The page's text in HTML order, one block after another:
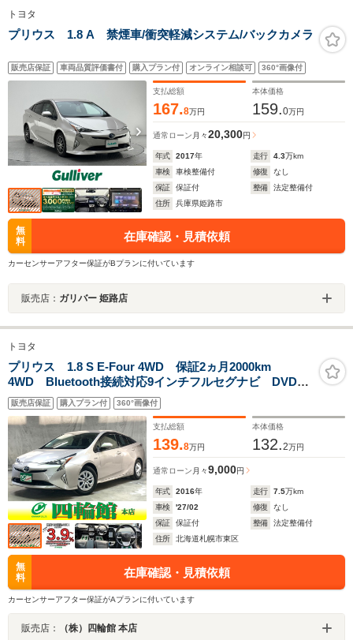
トヨタ
プリウス 1.8 A 禁煙車/衝突軽減システム/バックカメラ
販売店保証 車両品質評価書付 購入プラン付 オンライン相談可 360°画像付
支払総額
167.8万円
本体価格
159.0万円
通常ローン 月々20,300円
年式 2017年 走行 4.3万km
車検
車検整備付 修復
なし
保証
保証付 整備
法定整備付
住所
兵庫県姫路市
無
料
在庫確認・見積依頼
カーセンサーアフター保証がBプランに付いています
販売店： ガリバー 姫路店
トヨタ
プリウス 1.8 S E-Four 4WD 保証2ヵ月2000km
4WD Bluetooth接続対応9インチフルセグナビ DVD再
生 バックカメラ スマートキー一体型エンジンスター
ター LEDフォグ&ヘッドライト 冬タイヤ付き
販売店保証 購入プラン付 360°画像付
支払総額
139.8万円
本体価格
132.2万円
通常ローン 月々9,000円
年式 2016年 走行 7.5万km
車検
'27/02 修復
なし
保証
保証付 整備
法定整備付
住所
北海道札幌市東区
無
料
在庫確認・見積依頼
カーセンサーアフター保証がAプランに付いています
販売店： （株）四輪館 本店